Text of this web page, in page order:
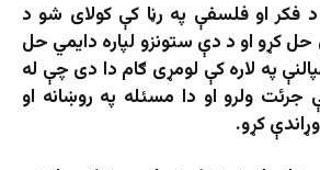
د فکر او فلسفې په رڼا کې کولای شو د
کړو او د دې ستونزو لپاره دایمي حل
په لاره کې لومړی ګام دا دی چې له
جرئت ولرو او دا مسئله په روښانه او
کړو.